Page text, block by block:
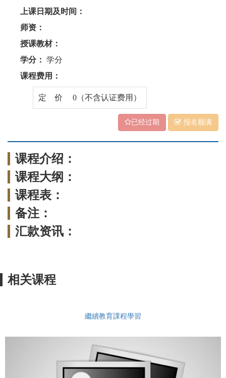
上课日期及时间：
师资：
授课教材：
学分： 学分
课程费用：
定 价 0（不含认证费用）
已经过期 报名额满
课程介绍：
课程大纲：
课程表：
备注：
汇款资讯：
相关课程
繼續教育課程學習